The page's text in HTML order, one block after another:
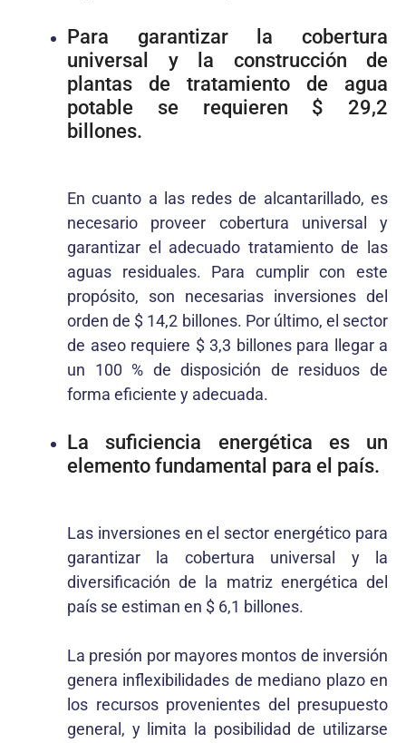
Para garantizar la cobertura
universal y la construcción de
plantas de tratamiento de agua
potable se requieren $ 29,2
billones.
En cuanto a las redes de alcantarillado, es
necesario proveer cobertura universal y
garantizar el adecuado tratamiento de las
aguas residuales. Para cumplir con este
propósito, son necesarias inversiones del
orden de $ 14,2 billones. Por último, el sector
de aseo requiere $ 3,3 billones para llegar a
un 100 % de disposición de residuos de
forma eficiente y adecuada.
La suficiencia energética es un
elemento fundamental para el país.
Las inversiones en el sector energético para
garantizar la cobertura universal y la
diversificación de la matriz energética del
país se estiman en $ 6,1 billones.
La presión por mayores montos de inversión
genera inflexibilidades de mediano plazo en
los recursos provenientes del presupuesto
general, y limita la posibilidad de utilizarse